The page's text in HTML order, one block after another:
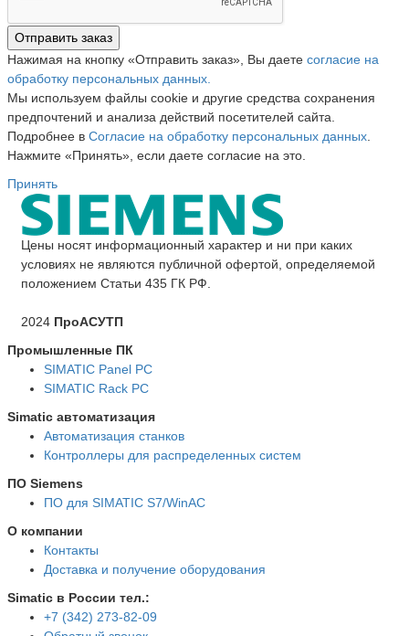
Отправить заказ
Нажимая на кнопку «Отправить заказ», Вы даете согласие на
обработку персональных данных.
Мы используем файлы cookie и другие средства сохранения
предпочтений и анализа действий посетителей сайта.
Подробнее в Согласие на обработку персональных данных
Нажмите «Принять», если даете согласие на это.
Принять
Цены носят информационный характер и ни при каких
условиях не являются публичной офертой, определяемой
положением Статьи 435 ГК РФ.
2024 ПроАСУТП
Промышленные ПК
SIMATIC Panel PС
SIMATIC Rack PC
Simatic автоматизация
Автоматизация станков
Контроллеры для распределенных систем
ПО Siemens
ПО для SIMATIC S7/WinAC
О компании
Контакты
Доставка и получение оборудования
Simatic в России тел.:
+7 (342) 273-82-09